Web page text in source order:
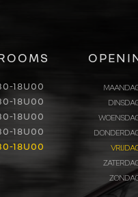
18U00
18U00
18U00
18U00
18U00